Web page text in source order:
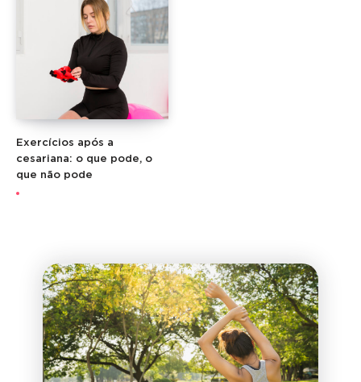
Exercícios após a
cesariana: o que pode, o
que não pode